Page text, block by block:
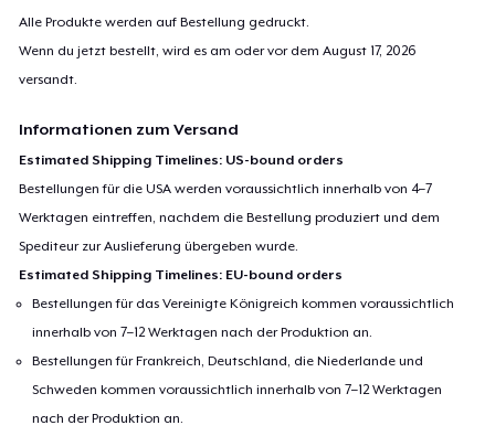
Alle Produkte werden auf Bestellung gedruckt.
Wenn du jetzt bestellt, wird es am oder vor demAugust 17, 2026
versandt.
Informationen zum Versand
Estimated Shipping Timelines: US-bound orders
Bestellungen für die USA werden voraussichtlich innerhalb von 4–7
Werktagen eintreffen, nachdem die Bestellung produziert und dem
Spediteur zur Auslieferung übergeben wurde.
Estimated Shipping Timelines: EU-bound orders
Bestellungen für das Vereinigte Königreich kommen voraussichtlich
innerhalb von 7–12 Werktagen nach der Produktion an.
Bestellungen für Frankreich, Deutschland, die Niederlande und
Schweden kommen voraussichtlich innerhalb von 7–12 Werktagen
nach der Produktion an.